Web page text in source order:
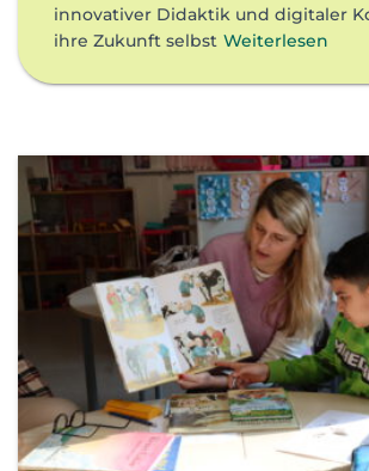
innovativer Didaktik und digitaler
ihre Zukunft selbst Weiterlesen